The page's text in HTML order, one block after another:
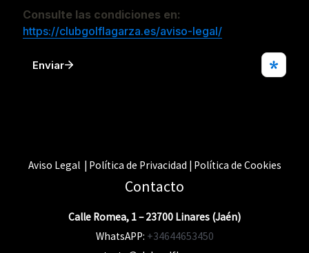
Aviso Legal | Política de Privacidad | Política de Cookies
Contacto
Calle Romea, 1 – 23700 Linares (Jaén)
WhatsAPP: +34644653450